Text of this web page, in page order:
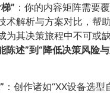
”​ ：你的内容矩阵需要
术解析与方案对比，帮
其决策旅程中不可或缺
述”到“降低决策风险与
：创作诸如“XX设备选